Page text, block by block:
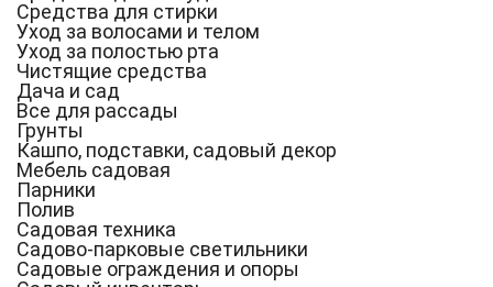
Средства для стирки
Уход за волосами и телом
Уход за полостью рта
Чистящие средства
Дача и сад
Все для рассады
Грунты
Кашпо, подставки, садовый декор
Мебель садовая
Парники
Полив
Садовая техника
Садово-парковые светильники
Садовые ограждения и опоры